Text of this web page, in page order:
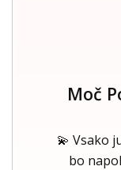
Moč
💫 Vsako
bo